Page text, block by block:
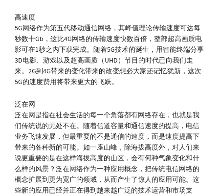
高速度
5G网络作为第五代移动通信网络，其峰值理论传输速度可达每
秒数十Gb，这比4G网络的传输速度快数百倍，整部超高画质电
影可在1秒之内下载完成。随着5G技术的诞生，用智能终端分享
3D电影、游戏以及超高画质（UHD）节目的时代已向我们走
来。2G到4G带来的变化带来的改变想必大家还记忆犹新，这次
5G的速度费用将带来更大的飞跃。
泛在网
泛在网是指在社会生活的每一个角落都有网络存在，也就是我
们传统说的无处不在。随着信道容量和通信速度的提高，电信
业务飞速发展，但最重要的不是通信的速度，而是速度提高下
带来的各种新的可能。如一座山峰，除海拔高度外，对人们来
说更重要的是在这样海拔高度的山区，会有何种气象变化和什
么样的风景？泛在网络作为一种应用概念，把传统电信网络的
概念扩展到更为宽广的领域，从而产生了惊人的应用可能。这
些新的应用已经并正在得到越来越广泛的技术运营和市场支